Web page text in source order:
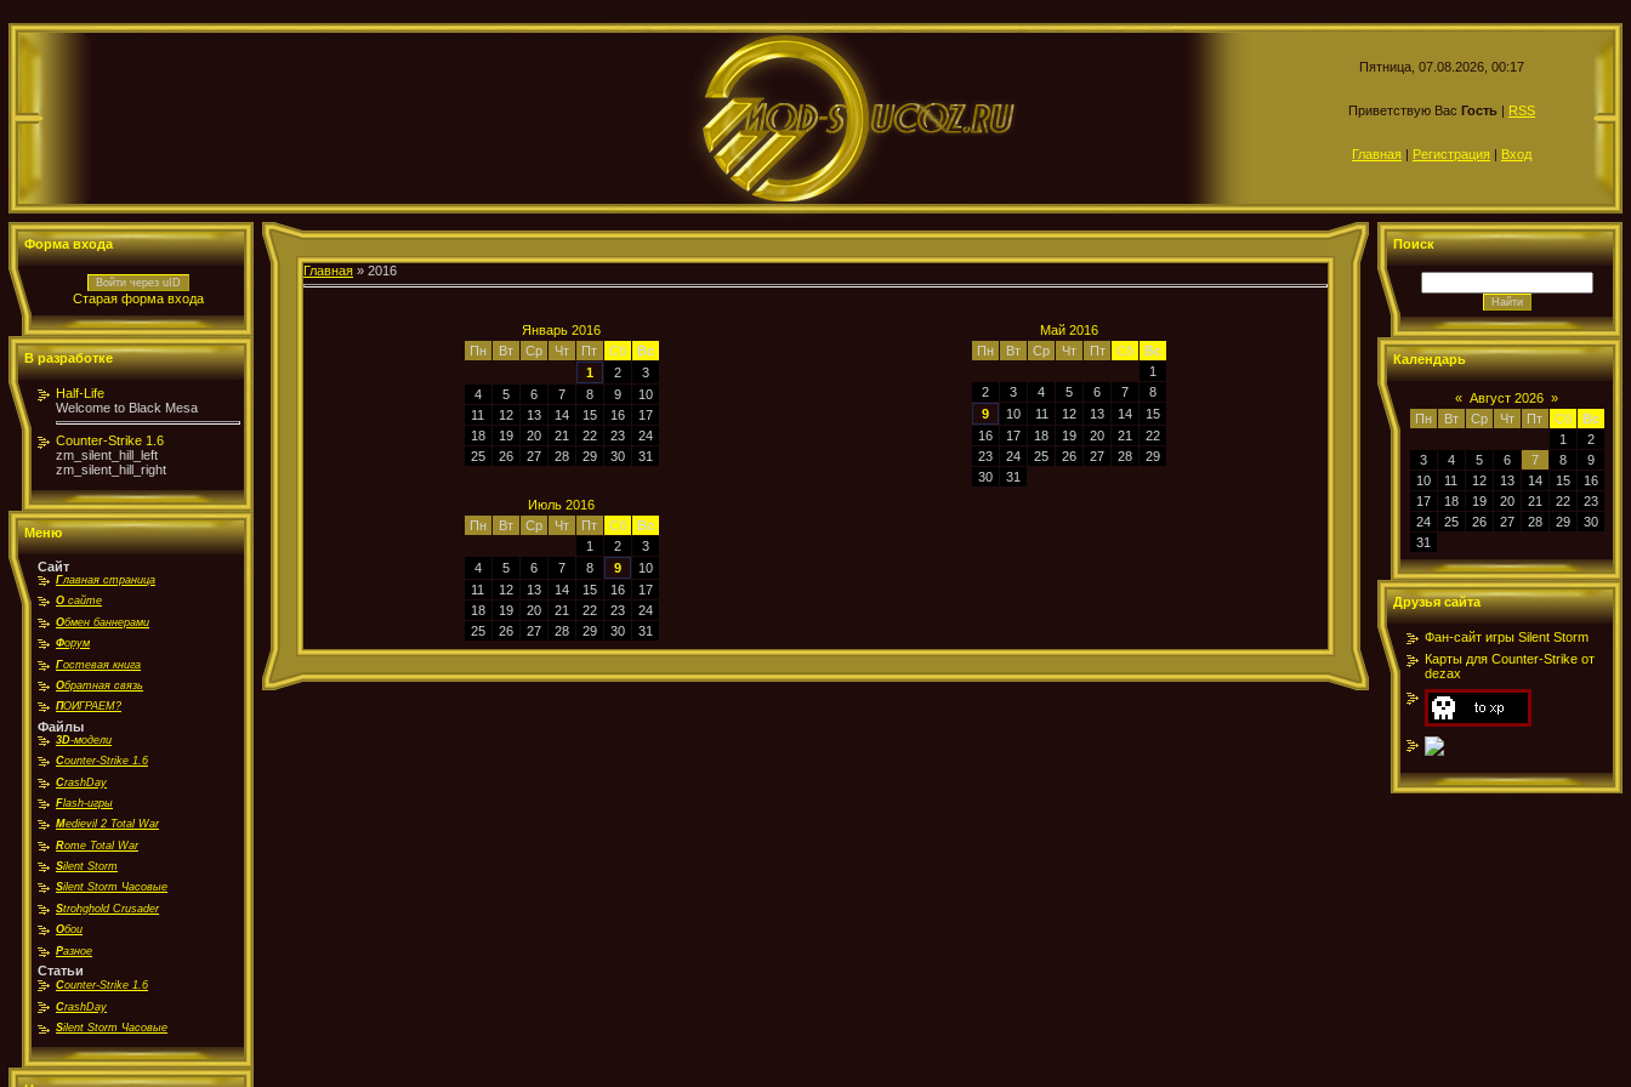
Пятница, 07.08.2026, 00:17
Приветствую Вас Гость | RSS
Главная | Регистрация | Вход
Форма входа
Войти через uID
Старая форма входа
В разработке
Half-Life
Welcome to Black Mesa
Counter-Strike 1.6
zm_silent_hill_left
zm_silent_hill_right
Меню
Сайт
Главная страница
О сайте
Обмен баннерами
Форум
Гостевая книга
Обратная связь
ПОИГРАЕМ?
Файлы
3D-модели
Counter-Strike 1.6
CrashDay
Flash-игры
Medievil 2 Total War
Rome Total War
Silent Storm
Silent Storm Часовые
Strohghold Crusader
Обои
Разное
Статьи
Counter-Strike 1.6
CrashDay
Silent Storm Часовые
Главная » 2016
Январь 2016
Пн
Вт Ср Чт Пт Сб
Вс
1
2
3
4
5 6 7 8 9
10
11
12 13 14 15 16
17
18
19 20 21 22 23
24
25
26 27 28 29 30 31
Май 2016
Пн
Вт Ср Чт Пт Сб
Вс
1
2
3 4 5 6 7
8
9
10 11 12 13 14
15
16
17 18 19 20 21
22
23
24 25 26 27 28
29
30
31
Июль 2016
Пн
Вт Ср Чт Пт Сб
Вс
1
2
3
4
5 6 7 8 9
10
11
12 13 14 15 16
17
18
19 20 21 22 23
24
25
26 27 28 29 30 31
Поиск
Календарь
« Август 2026 »
Пн
Вт Ср Чт Пт Сб
Вс
1
2
3
4 5 6 7 8
9
10
11 12 13 14 15
16
17
18 19 20 21 22
23
24
25 26 27 28 29
30
31
Друзья сайта
Фан-сайт игры Silent Storm
Карты для Counter-Strike от
dezax